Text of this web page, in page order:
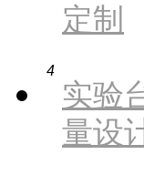
定制
4
实验
量设